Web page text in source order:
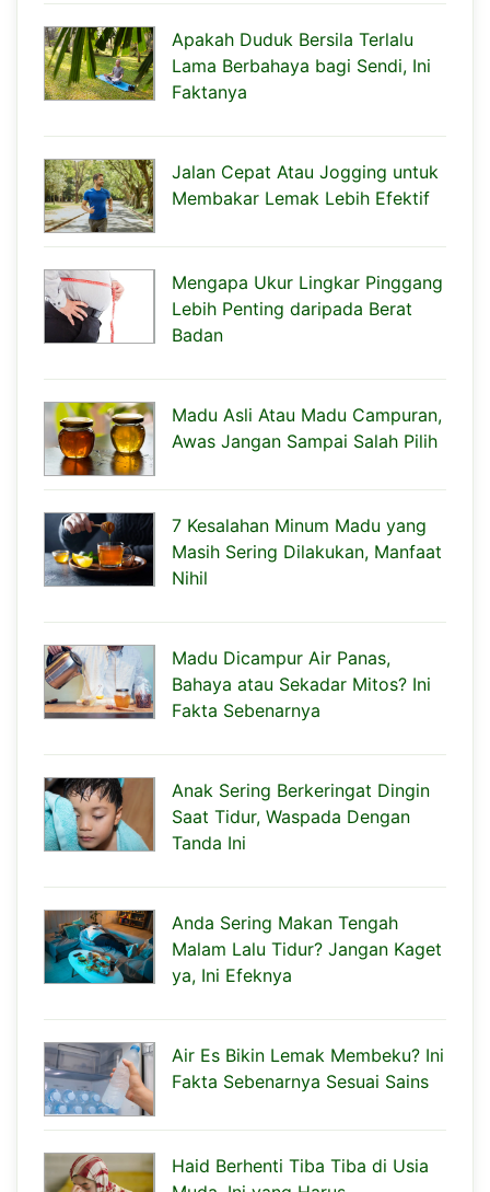
Apakah Duduk Bersila Terlalu
Lama Berbahaya bagi Sendi, Ini
Faktanya
Jalan Cepat Atau Jogging untuk
Membakar Lemak Lebih Efektif
Mengapa Ukur Lingkar Pinggang
Lebih Penting daripada Berat
Badan
Madu Asli Atau Madu Campuran,
Awas Jangan Sampai Salah Pilih
7 Kesalahan Minum Madu yang
Masih Sering Dilakukan, Manfaat
Nihil
Madu Dicampur Air Panas,
Bahaya atau Sekadar Mitos? Ini
Fakta Sebenarnya
Anak Sering Berkeringat Dingin
Saat Tidur, Waspada Dengan
Tanda Ini
Anda Sering Makan Tengah
Malam Lalu Tidur? Jangan Kaget
ya, Ini Efeknya
Air Es Bikin Lemak Membeku? Ini
Fakta Sebenarnya Sesuai Sains
Haid Berhenti Tiba Tiba di Usia